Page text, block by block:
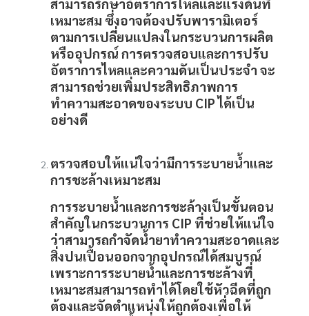
เหมาะสม ซึ่งอาจต้องปรับพารามิเตอร์
ตามการเปลี่ยนแปลงในกระบวนการผลิต
หรืออุปกรณ์ การตรวจสอบและการปรับ
อัตราการไหลและความดันเป็นประจำ จะ
สามารถช่วยเพิ่มประสิทธิภาพการ
ทำความสะอาดของระบบ CIPได้เป็น
อย่างดี
ตรวจสอบให้แน่ใจว่ามีการระบายน้ำและ
การชะล้างเหมาะสม
การระบายน้ำและการชะล้างเป็นขั้นตอน
สำคัญในกระบวนการ CIP ที่ช่วยให้แน่ใจ
ว่าสามารถกำจัดน้ำยาทำความสะอาดและ
สิ่งปนเปื้อนออกจากอุปกรณ์ได้สมบูรณ์
เพราะการระบายน้ำและการชะล้างที่
เหมาะสมสามารถทำได้โดยใช้หัวฉีดที่ถูก
ต้องและจัดตำแหน่งให้ถูกต้องเพื่อให้